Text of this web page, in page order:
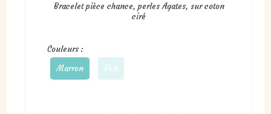
Bracelet pièce chance, perles Agates, sur coton
ciré
Couleurs :
Marron
Vert